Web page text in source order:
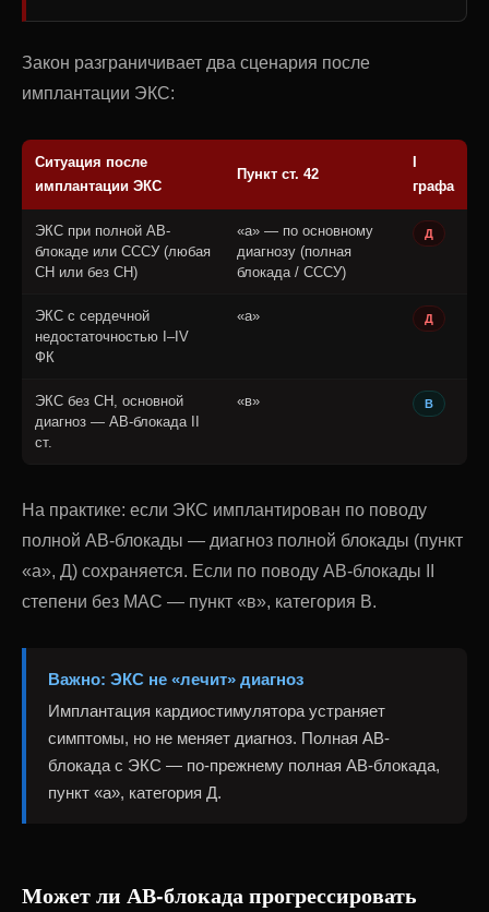
Закон разграничивает два сценария после
имплантации ЭКС:
Ситуация после
имплантации ЭКС
Пункт ст. 42
графа
ЭКС при полной АВ-
блокаде или СССУ (любая
СН или без СН)
«а» — по основному
диагнозу (полная
блокада / СССУ)
Д
ЭКС с сердечной
недостаточностью I–IV
ФК
«а» Д
ЭКС без СН, основной
диагноз — АВ-блокада II
ст.
«в» В
На практике: если ЭКС имплантирован по поводу
полной АВ-блокады — диагноз полной блокады (пункт
«а», Д) сохраняется. Если по поводу АВ-блокады II
степени без МАС — пункт «в», категория В.
Важно: ЭКС не «лечит» диагноз
Имплантация кардиостимулятора устраняет
симптомы, но не меняет диагноз. Полная АВ-
блокада с ЭКС — по-прежнему полная АВ-блокада,
пункт «а», категория Д.
Может ли АВ-блокада прогрессировать